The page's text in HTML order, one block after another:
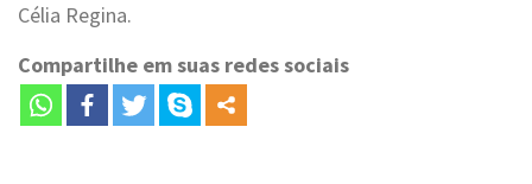
Célia Regina.
Compartilhe em suas redes sociais